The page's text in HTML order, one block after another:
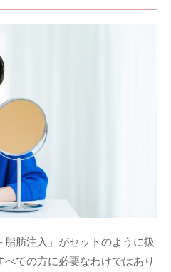
肪注入」がセットのように扱
ての方に必要なわけではあり